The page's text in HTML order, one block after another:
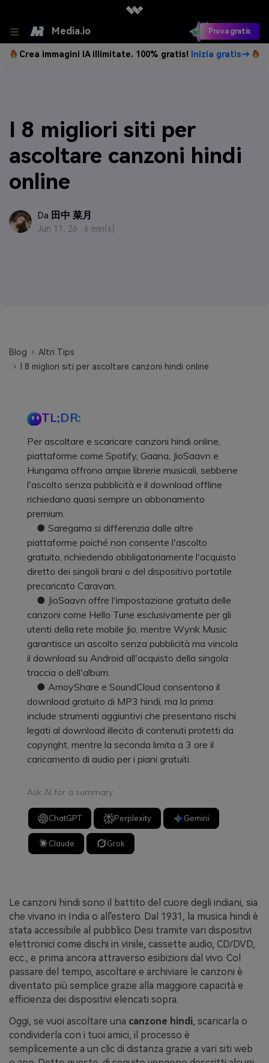
Media.io Prova gratis
Crea immagini IA illimitate. 100% gratis! Inizia gratis→
I 8 migliori siti per
ascoltare canzoni hindi
online
Da 田中 菜月
Jun 11, 26 · 6 min(s)
Blog
Altri Tips
I 8 migliori siti per ascoltare canzoni hindi online
TL;DR:
Per ascoltare e scaricare canzoni hindi online,
piattaforme come Spotify, Gaana, JioSaavn e
Hungama offrono ampie librerie musicali, sebbene
l'ascolto senza pubblicità e il download offline
richiedano quasi sempre un abbonamento
premium.
● Saregama si differenzia dalle altre
piattaforme poiché non consente l'ascolto
gratuito, richiedendo obbligatoriamente l'acquisto
diretto dei singoli brani o del dispositivo portatile
precaricato Caravan.
● JioSaavn offre l'impostazione gratuita delle
canzoni come Hello Tune esclusivamente per gli
utenti della rete mobile Jio, mentre Wynk Music
garantisce un ascolto senza pubblicità ma vincola
il download su Android all'acquisto della singola
traccia o dell'album.
● AmoyShare e SoundCloud consentono il
download gratuito di MP3 hindi, ma la prima
include strumenti aggiuntivi che presentano rischi
legati al download illecito di contenuti protetti da
copyright, mentre la seconda limita a 3 ore il
caricamento di audio per i piani gratuiti.
Ask AI for a summary
ChatGPT Perplexity Gemini
Claude Grok
Le canzoni hindi sono il battito del cuore degli indiani, sia
che vivano in India o all'estero. Dal 1931, la musica hindi è
stata accessibile al pubblico Desi tramite vari dispositivi
elettronici come dischi in vinile, cassette audio, CD/DVD,
ecc., e prima ancora attraverso esibizioni dal vivo. Col
passare del tempo, ascoltare e archiviare le canzoni è
diventato più semplice grazie alla maggiore capacità e
efficienza dei dispositivi elencati sopra.
Oggi, se vuoi ascoltare una canzone hindi, scaricarla o
condividerla con i tuoi amici, il processo è
semplicemente a un clic di distanza grazie a vari siti web